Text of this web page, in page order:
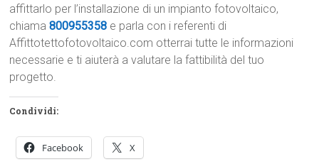
affittarlo per l’installazione di un impianto fotovoltaico,
chiama800955358 e parla con i referenti di
Affittotettofotovoltaico.com otterrai tutte le informazioni
necessarie e ti aiuterà a valutare la fattibilità del tuo
progetto.
Condividi:
Facebook X